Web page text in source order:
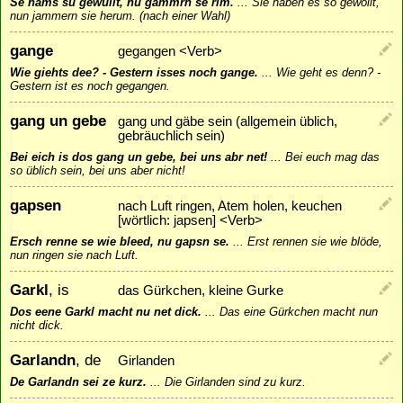
nun jammern sie herum. (nach einer Wahl)
gange gegangen <Verb>
Wie giehts dee? - Gestern isses noch gange.
Wie geht es denn? -
Gestern ist es noch gegangen.
gang un gebe
gang und gäbe sein (allgemein üblich,
gebräuchlich sein)
Bei eich is dos gang un gebe, bei uns abr net!
Bei euch mag das
so üblich sein, bei uns aber nicht!
gapsen
nach Luft ringen, Atem holen, keuchen
[wörtlich: japsen] <Verb>
Ersch renne se wie bleed, nu gapsn se.
Erst rennen sie wie blöde,
nun ringen sie nach Luft.
Garkl, is das Gürkchen, kleine Gurke
Dos eene Garkl macht nu net dick.
Das eine Gürkchen macht nun
nicht dick.
Garlandn, de Girlanden
De Garlandn sei ze kurz. Die Girlanden sind zu kurz.